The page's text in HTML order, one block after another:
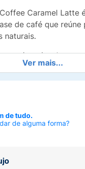
Caramel Latte
de café que reúne
naturais.
em sinergia, eles
de cada um para
e a concentração.
a tarde ou
momentos que
Ver mais...
de tudo.
de alguma forma?